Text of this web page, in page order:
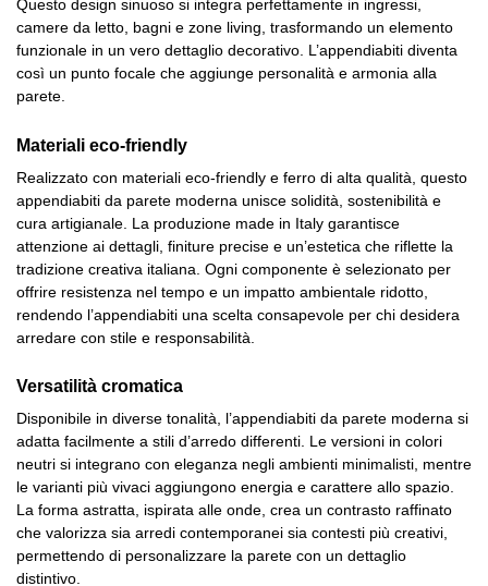
Questo design sinuoso si integra perfettamente in ingressi,
camere da letto, bagni e zone living, trasformando un elemento
funzionale in un vero dettaglio decorativo. L’appendiabiti diventa
così un punto focale che aggiunge personalità e armonia alla
parete.
Materiali eco-friendly
Realizzato con materiali eco-friendly e ferro di alta qualità, questo
appendiabiti da parete moderna unisce solidità, sostenibilità e
cura artigianale. La produzione made in Italy garantisce
attenzione ai dettagli, finiture precise e un’estetica che riflette la
tradizione creativa italiana. Ogni componente è selezionato per
offrire resistenza nel tempo e un impatto ambientale ridotto,
rendendo l’appendiabiti una scelta consapevole per chi desidera
arredare con stile e responsabilità.
Versatilità cromatica
Disponibile in diverse tonalità, l’appendiabiti da parete moderna si
adatta facilmente a stili d’arredo differenti. Le versioni in colori
neutri si integrano con eleganza negli ambienti minimalisti, mentre
le varianti più vivaci aggiungono energia e carattere allo spazio.
La forma astratta, ispirata alle onde, crea un contrasto raffinato
che valorizza sia arredi contemporanei sia contesti più creativi,
permettendo di personalizzare la parete con un dettaglio
distintivo.